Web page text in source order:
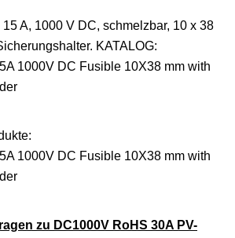
A, 1000 V DC, schmelzbar, 10 x 38
KATALOG:
zu DC1000V RoHS 30A PV-